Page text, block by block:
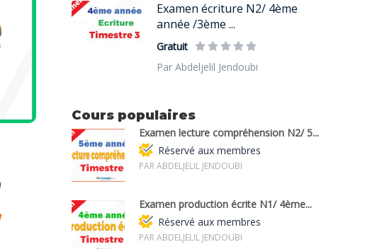
Examen écriture N2/ 4ème
année /3ème ...
Gratuit
Par Abdeljelil Jendoubi
Cours populaires
Examen lecture compréhension N2/ 5...
Réservé aux membres
PAR ABDELJELIL JENDOUBI
Examen production écrite N1/ 4ème...
Réservé aux membres
PAR ABDELJELIL JENDOUBI